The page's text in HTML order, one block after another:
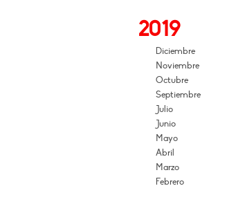
2019
Diciembre
Noviembre
Octubre
Septiembre
Julio
Junio
Mayo
Abril
Marzo
Febrero